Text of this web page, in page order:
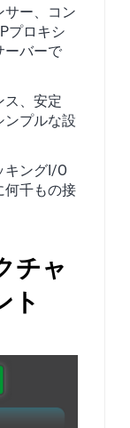
サー、コン
プロキシ
ーバーで
ス、安定
ンプルな設
キングI/O
何千もの接
チャ
ト